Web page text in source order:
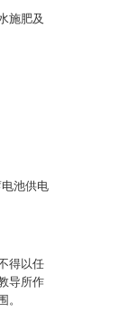
施肥及
池供电
得以任
导所作
。